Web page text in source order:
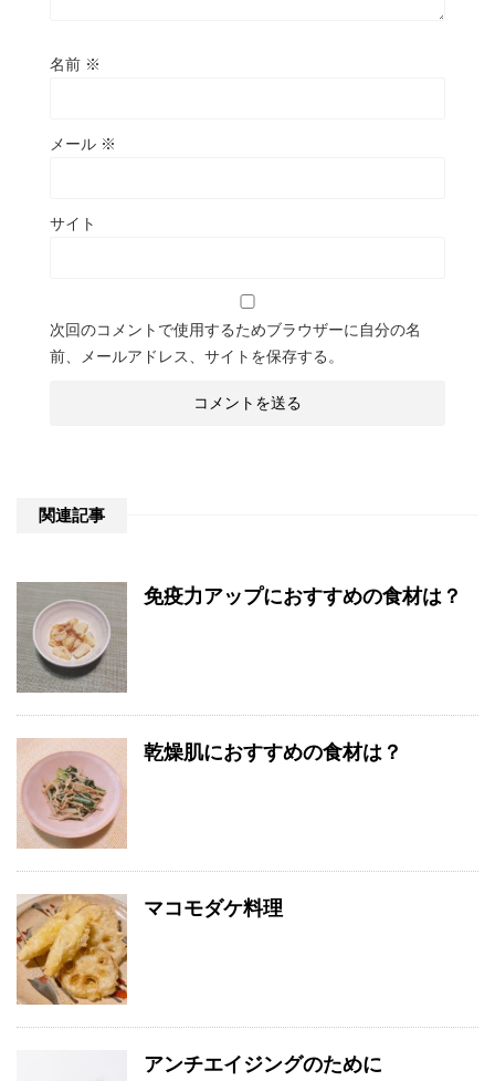
名前 ※
メール ※
サイト
次回のコメントで使用するためブラウザーに自分の名
前、メールアドレス、サイトを保存する。
関連記事
免疫力アップにおすすめの食材は？
乾燥肌におすすめの食材は？
マコモダケ料理
アンチエイジングのために